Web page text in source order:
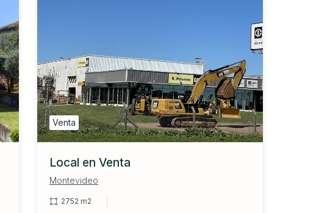
Venta
Local en Venta
Montevideo
2752 m2